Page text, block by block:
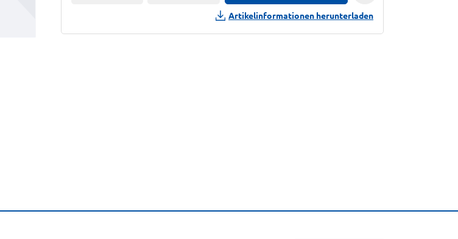
Artikelinformationen herunterladen